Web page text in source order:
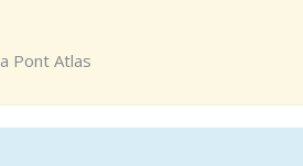
Pont Atlas